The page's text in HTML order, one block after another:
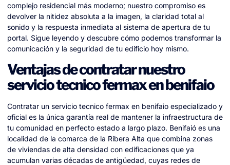
complejo residencial más moderno; nuestro compromiso es
devolver la nitidez absoluta a la imagen, la claridad total al
sonido y la respuesta inmediata al sistema de apertura de tu
portal. Sigue leyendo y descubre cómo podemos transformar la
comunicación y la seguridad de tu edificio hoy mismo.
Ventajas de contratar nuestro
servicio tecnico fermax en benifaio
Contratar un servicio tecnico fermax en benifaio especializado y
oficial es la única garantía real de mantener la infraestructura de
tu comunidad en perfecto estado a largo plazo. Benifaió es una
localidad de la comarca de la Ribera Alta que combina zonas
de viviendas de alta densidad con edificaciones que ya
acumulan varias décadas de antigüedad, cuyas redes de